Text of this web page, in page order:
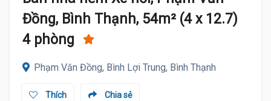
Đồng, Bình Thạnh, 54m² (4 x 12.7)
4 phòng
Phạm Văn Đồng, Bình Lợi Trung, Bình Thạnh
Chia sẻ
Thích